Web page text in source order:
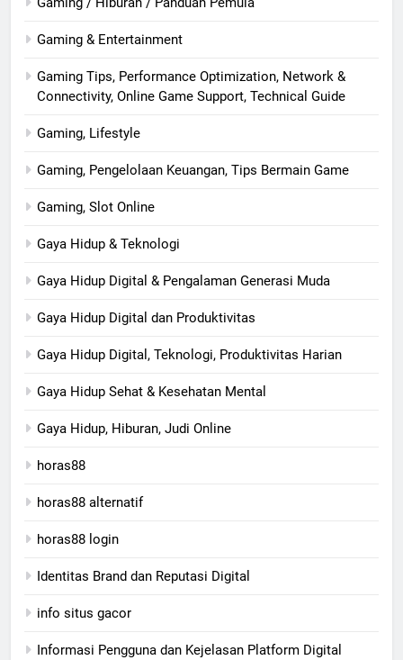
Gaming & Entertainment
Gaming Tips, Performance Optimization, Network &
Connectivity, Online Game Support, Technical Guide
Gaming, Lifestyle
Gaming, Pengelolaan Keuangan, Tips Bermain Game
Gaming, Slot Online
Gaya Hidup & Teknologi
Gaya Hidup Digital & Pengalaman Generasi Muda
Gaya Hidup Digital dan Produktivitas
Gaya Hidup Digital, Teknologi, Produktivitas Harian
Gaya Hidup Sehat & Kesehatan Mental
Gaya Hidup, Hiburan, Judi Online
horas88
horas88 alternatif
horas88 login
Identitas Brand dan Reputasi Digital
info situs gacor
Informasi Pengguna dan Kejelasan Platform Digital